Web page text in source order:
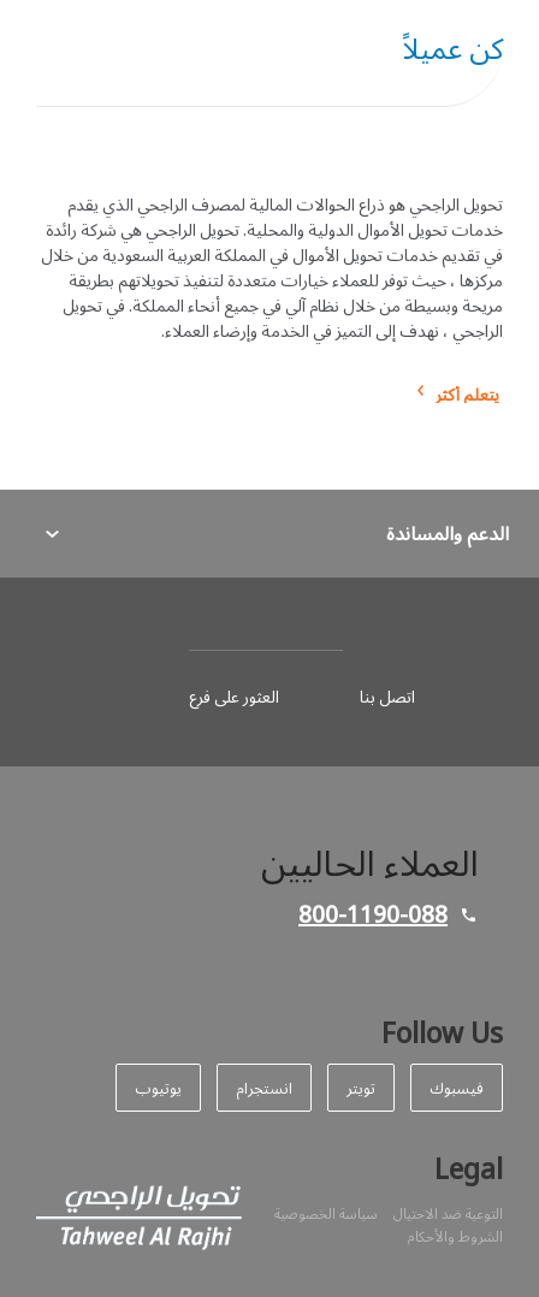
كن عميلاً
تحويل الراجحي هو ذراع الحوالات المالية لمصرف الراجحي الذي يقدم
خدمات تحويل الأموال الدولية والمحلية. تحويل الراجحي هي شركة رائدة
في تقديم خدمات تحويل الأموال في المملكة العربية السعودية من خلال
مركزها ، حيث توفر للعملاء خيارات متعددة لتنفيذ تحويلاتهم بطريقة
مريحة وبسيطة من خلال نظام آلي في جميع أنحاء المملكة. في تحويل
الراجحي ، نهدف إلى التميز في الخدمة وإرضاء العملاء.
يتعلم أكثر
الدعم والمساندة
اتصل بنا العثور على فرع
العملاء الحاليين
800-1190-088
Follow Us
فيسبوك تويتر انستجرام يوتيوب
Legal
التوعية ضد الاحتيال
سياسة الخصوصية
الشروط والأحكام